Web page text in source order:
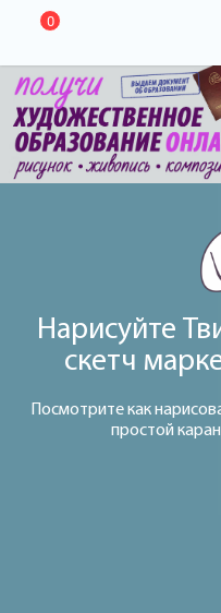
0
Нарисуйте
скетч
Посмотрите как
простой